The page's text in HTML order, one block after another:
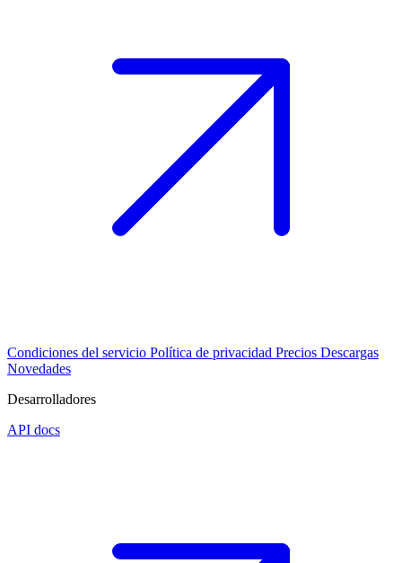
Condiciones del servicio Política de privacidad Precios Descargas
Novedades
Desarrolladores
API docs